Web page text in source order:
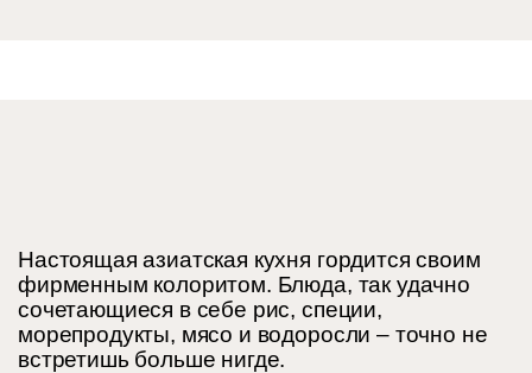
Настоящая азиатская кухня гордится своим
фирменным колоритом. Блюда, так удачно
сочетающиеся в себе рис, специи,
морепродукты, мясо и водоросли – точно не
встретишь больше нигде.